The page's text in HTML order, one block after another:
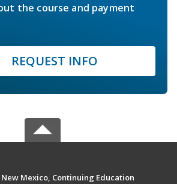
the course and payment
REQUEST INFO
Mexico, Continuing Education